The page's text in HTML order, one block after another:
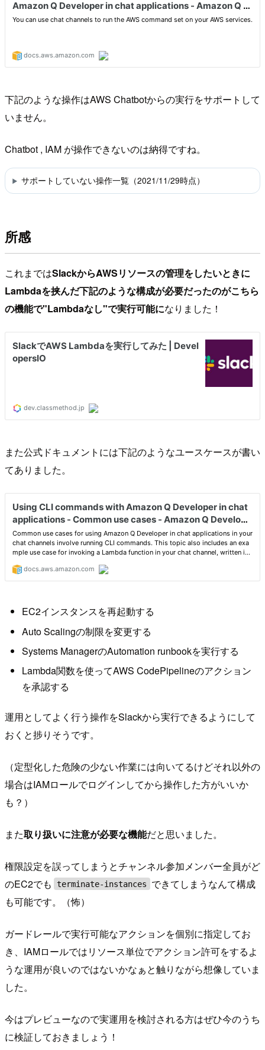
下記のような操作はAWS Chatbotからの実行をサポートして
いません。
Chatbot , IAM が操作できないのは納得ですね。
サポートしていない操作一覧（2021/11/29時点）
所感
これまではSlackからAWSリソースの管理をしたいときに
Lambdaを挟んだ下記のような構成が必要だったのがこちら
の機能で"Lambdaなし"で実行可能になりました！
また公式ドキュメントには下記のようなユースケースが書い
てありました。
EC2インスタンスを再起動する
Auto Scalingの制限を変更する
Systems ManagerのAutomation runbookを実行する
Lambda関数を使ってAWS CodePipelineのアクション
を承認する
運用としてよく行う操作をSlackから実行できるようにして
おくと捗りそうです。
（定型化した危険の少ない作業には向いてるけどそれ以外の
場合はIAMロールでログインしてから操作した方がいいか
も？）
また取り扱いに注意が必要な機能だと思いました。
権限設定を誤ってしまうとチャンネル参加メンバー全員がど
のEC2でも
terminate-instances
できてしまうなんて構成
も可能です。（怖）
ガードレールで実行可能なアクションを個別に指定してお
き、IAMロールではリソース単位でアクション許可をするよ
うな運用が良いのではないかなぁと触りながら想像していま
した。
今はプレビューなので実運用を検討される方はぜひ今のうち
に検証しておきましょう！